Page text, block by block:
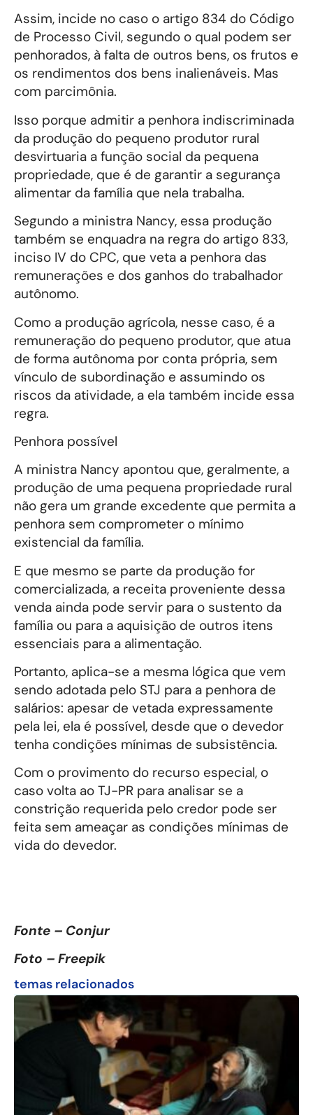
Assim, incide no caso o artigo 834 do Código
de Processo Civil, segundo o qual podem ser
penhorados, à falta de outros bens, os frutos e
os rendimentos dos bens inalienáveis. Mas
com parcimônia.
Isso porque admitir a penhora indiscriminada
da produção do pequeno produtor rural
desvirtuaria a função social da pequena
propriedade, que é de garantir a segurança
alimentar da família que nela trabalha.
Segundo a ministra Nancy, essa produção
também se enquadra na regra do artigo 833,
inciso IV do CPC, que veta a penhora das
remunerações e dos ganhos do trabalhador
autônomo.
Como a produção agrícola, nesse caso, é a
remuneração do pequeno produtor, que atua
de forma autônoma por conta própria, sem
vínculo de subordinação e assumindo os
riscos da atividade, a ela também incide essa
regra.
Penhora possível
A ministra Nancy apontou que, geralmente, a
produção de uma pequena propriedade rural
não gera um grande excedente que permita a
penhora sem comprometer o mínimo
existencial da família.
E que mesmo se parte da produção for
comercializada, a receita proveniente dessa
venda ainda pode servir para o sustento da
família ou para a aquisição de outros itens
essenciais para a alimentação.
Portanto, aplica-se a mesma lógica que vem
sendo adotada pelo STJ para a penhora de
salários: apesar de vetada expressamente
pela lei, ela é possível, desde que o devedor
tenha condições mínimas de subsistência.
Com o provimento do recurso especial, o
caso volta ao TJ-PR para analisar se a
constrição requerida pelo credor pode ser
feita sem ameaçar as condições mínimas de
vida do devedor.
Fonte – Conjur
Foto – Freepik
temas relacionados